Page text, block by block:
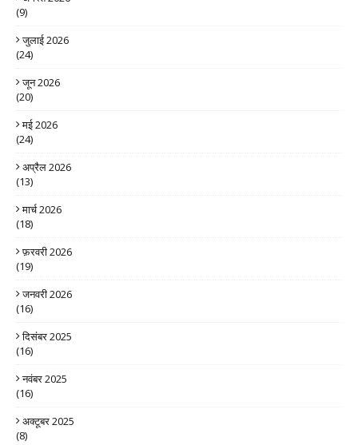
(9)
जुलाई 2026
(24)
जून 2026
(20)
मई 2026
(24)
अप्रैल 2026
(13)
मार्च 2026
(18)
फ़रवरी 2026
(19)
जनवरी 2026
(16)
दिसंबर 2025
(16)
नवंबर 2025
(16)
अक्टूबर 2025
(8)